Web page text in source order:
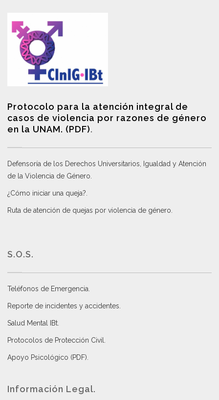
Protocolo para la atención integral de
casos de violencia por razones de género
en la UNAM. (PDF).
Defensoría de los Derechos Universitarios, Igualdad y Atención
de la Violencia de Género
¿Cómo iniciar una queja?
Ruta de atención de quejas por violencia de género
S.O.S.
Teléfonos de Emergencia.
Reporte de incidentes y accidentes
Salud Mental IBt
Protocolos de Protección Civil
Apoyo Psicológico (PDF)
Información Legal.